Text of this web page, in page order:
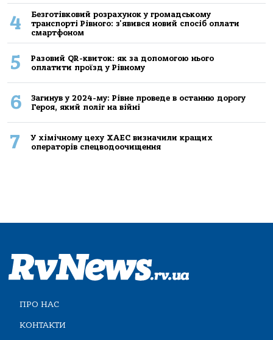
4
Безготівковий розрахунок у громадському
транспорті Рівного: з'явився новий спосіб оплати
смартфоном
5
Разовий QR-квиток: як за допомогою нього
оплатити проїзд у Рівному
6
Загинув у 2024-му: Рівне проведе в останню дорогу
Героя, який поліг на війні
7
У хімічному цеху ХАЕС визначили кращих
операторів спецводоочищення
ПРО НАС
КОНТАКТИ